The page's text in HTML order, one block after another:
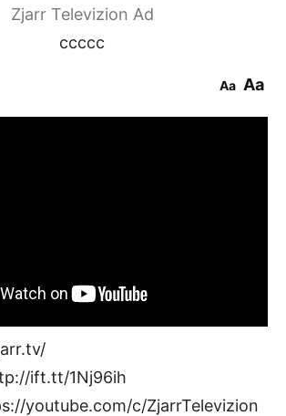
Zjarr Televizion Ad
ccccc
Aa Aa
ift.tt/1Nj96ih
youtube.com/c/ZjarrTelevizion